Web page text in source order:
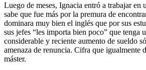
Luego de meses, Ignacia entró a trabajar en
sabe que fue más por la premura de
dominara muy bien el inglés que por sus
sus jefes “les importa bien poco” que tenga
considerable y reciente aumento de sueldo
amenaza de renuncia. Cifra que igualmente
máster.